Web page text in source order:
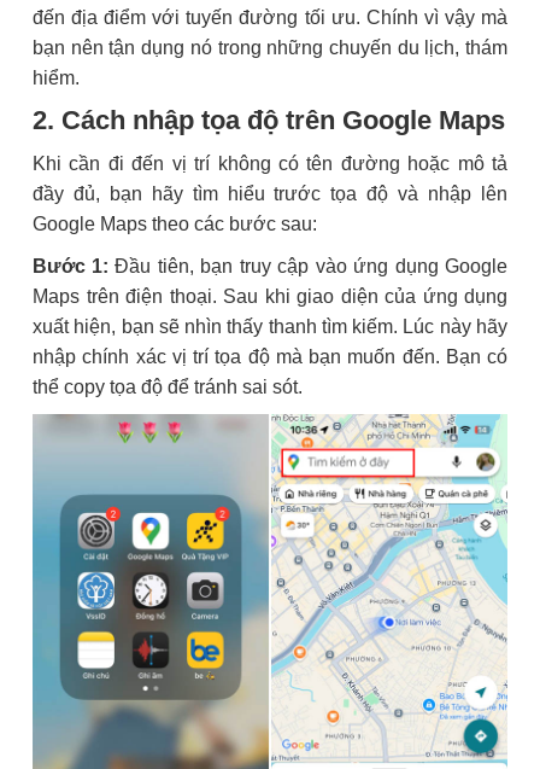
đến địa điểm với tuyến đường tối ưu. Chính vì vậy mà
bạn nên tận dụng nó trong những chuyến du lịch, thám
hiểm.
2. Cách nhập tọa độ trên Google Maps
Khi cần đi đến vị trí không có tên đường hoặc mô tả
đầy đủ, bạn hãy tìm hiểu trước tọa độ và nhập lên
Google Maps theo các bước sau:
Bước 1: Đầu tiên, bạn truy cập vào ứng dụng Google
Maps trên điện thoại. Sau khi giao diện của ứng dụng
xuất hiện, bạn sẽ nhìn thấy thanh tìm kiếm. Lúc này hãy
nhập chính xác vị trí tọa độ mà bạn muốn đến. Bạn có
thể copy tọa độ để tránh sai sót.